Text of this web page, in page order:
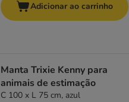
Adicionar ao carrinho
Manta Trixie Kenny para
animais de estimação
C 100 x L 75 cm, azul